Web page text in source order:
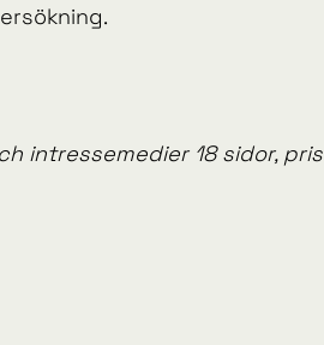
intressemedier 18 sidor, pris